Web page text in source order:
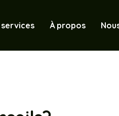
services À propos